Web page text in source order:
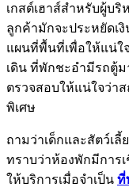
เกสต์เฮาส์สำหรับผู้บริ
ลูกค้ามักจะประหยัดเ
แผนที่พื้นที่เพื่อให้แน่ใ
เดิน ที่พักชะอำมีรถตู้ม
ตรวจสอบให้แน่ใจว่า
พิเศษ
ถามว่าเด็กและสัตว์เ
ทราบว่าห้องพักมีการ
ให้บริการเมื่อจำเป็น ที่